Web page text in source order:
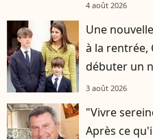
4 août 2026
Une
à la rentrée,
débuter un
3 août 2026
"Vivre
Après ce